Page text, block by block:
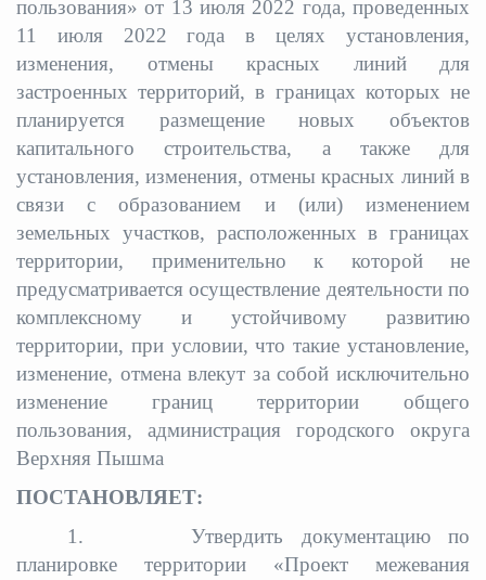
пользования» от 13 июля 2022 года, проведенных
11 июля 2022 года в целях установления,
изменения, отмены красных линий для
застроенных территорий, в границах которых не
планируется размещение новых объектов
капитального строительства, а также для
установления, изменения, отмены красных линий в
связи с образованием и (или) изменением
земельных участков, расположенных в границах
территории, применительно к которой не
предусматривается осуществление деятельности по
комплексному и устойчивому развитию
территории, при условии, что такие установление,
изменение, отмена влекут за собой исключительно
изменение границ территории общего
пользования, администрация городского округа
Верхняя Пышма
ПОСТАНОВЛЯЕТ:
1. Утвердить документацию по
планировке территории «Проект межевания